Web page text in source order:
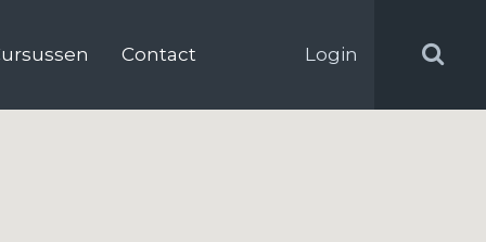
Contact Login